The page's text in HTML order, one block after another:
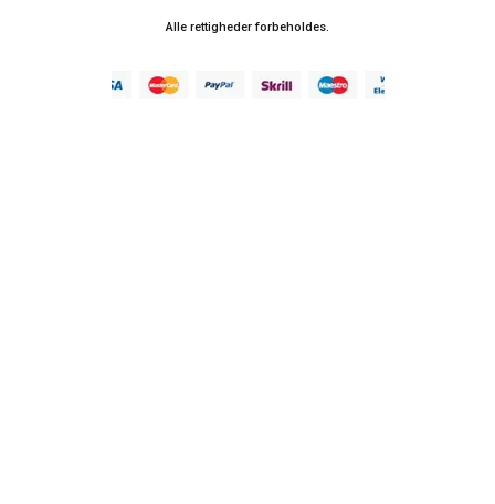
Alle rettigheder forbeholdes.